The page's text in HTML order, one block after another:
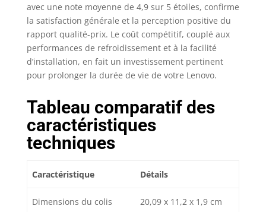
avec une note moyenne de 4,9 sur 5 étoiles, confirme
la satisfaction générale et la perception positive du
rapport qualité-prix. Le coût compétitif, couplé aux
performances de refroidissement et à la facilité
d’installation, en fait un investissement pertinent
pour prolonger la durée de vie de votre Lenovo.
Tableau comparatif des
caractéristiques
techniques
Caractéristique Détails
Dimensions du colis 20,09 x 11,2 x 1,9 cm